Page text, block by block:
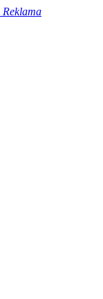
Reklama